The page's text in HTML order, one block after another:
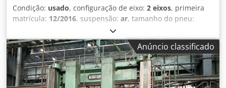
Condição: usado, configuração de eixo: 2 eixos, primeira
matrícula: 12/2016, suspensão: ar, tamanho do pneu:
, distância entre eixos:
fabrico:2016, Material utilizável: Betão Medida dos pneus:
425/65R22,5 Suspensão: Suspensão pneumática Tração:
Rodas Peso em vazio: 7.720 kg Capacidade de carga:
28.280 kg PBT: 36.000 kg Chsdeuc Adyjpfx Aproa = Outras
opções e acessórios = - Lubrificação central
Anúncio classificado